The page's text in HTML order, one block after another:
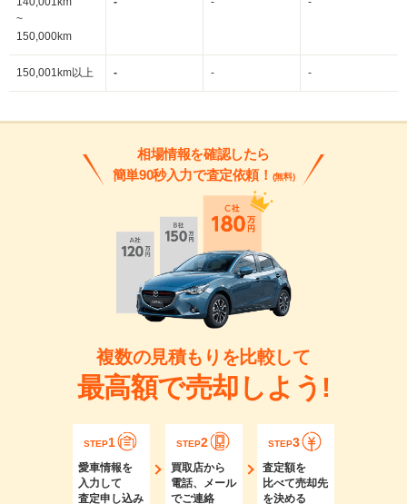
~
150,000km
150,001km以上 - - -
相場情報を確認したら
簡単90秒入力で査定依頼！ (無料)
複数の見積もりを比較して
最高額で売却しよう!
STEP1
愛車情報を
入力して
査定申し込み
STEP2
買取店から
電話、メール
でご連絡
STEP3
査定額を
比べて売却先
を決める